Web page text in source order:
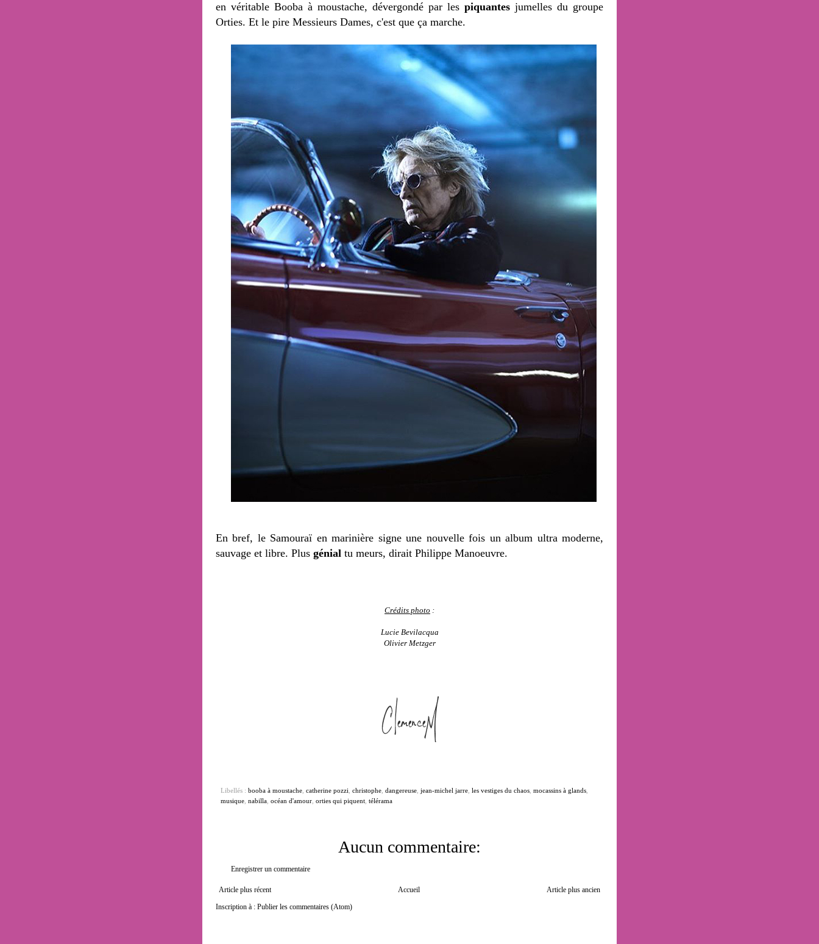
en véritable Booba à moustache, dévergondé par les piquantes jumelles du groupe
Orties. Et le pire Messieurs Dames, c'est que ça marche.
En bref, le Samouraï en marinière signe une nouvelle fois un album ultra moderne,
sauvage et libre. Plus génial tu meurs, dirait Philippe Manoeuvre.
Crédits photo :
Lucie Bevilacqua
Olivier Metzger
Libellés : booba à moustache catherine pozzi christophe dangereuse jean-michel jarre les vestiges du chaos mocassins à glands
musique nabilla océan d'amour orties qui piquent télérama
Aucun commentaire:
Enregistrer un commentaire
Article plus récent Article plus ancien
Accueil
Inscription à : Publier les commentaires (Atom)